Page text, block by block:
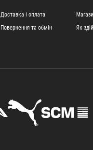
Доставка і оплата
Повернення та обмін
Як